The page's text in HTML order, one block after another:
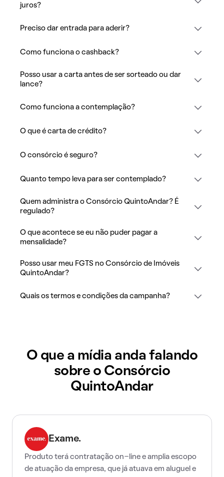
juros?
Preciso dar entrada para aderir?
Como funciona o cashback?
Posso usar a carta antes de ser sorteado ou dar
lance?
Como funciona a contemplação?
O que é carta de crédito?
O consórcio é seguro?
Quanto tempo leva para ser contemplado?
Quem administra o Consórcio QuintoAndar? É
regulado?
O que acontece se eu não puder pagar a
mensalidade?
Posso usar meu FGTS no Consórcio de Imóveis
QuintoAndar?
Quais os termos e condições da campanha?
O que a mídia anda falando
sobre o Consórcio
QuintoAndar
Exame.
Produto terá contratação on-line e amplia escopo
de atuação da empresa, que já atuava em aluguel e